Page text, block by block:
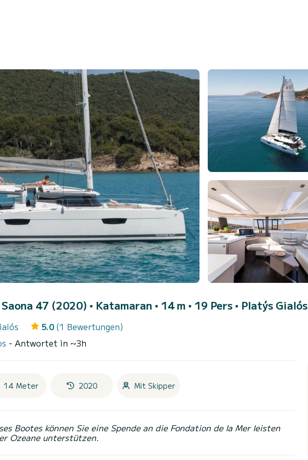
47 (2020) • Katamaran • 14 m • 19 Pers • Platýs Gialós
5.0 (1 Bewertungen)
- Antwortet in ~3h
14 Meter 2020 Mit Skipper
Bootes können Sie eine Spende an die Fondation de la Mer leisten
Ozeane unterstützen.